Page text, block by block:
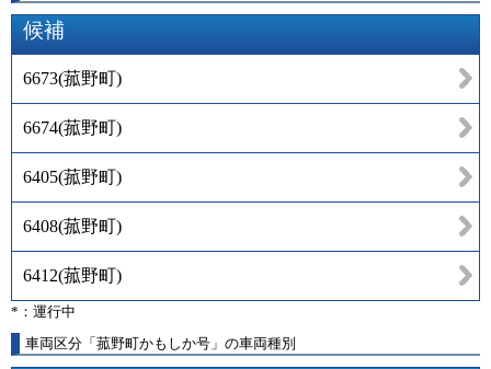
候補
6673(菰野町)
6674(菰野町)
6405(菰野町)
6408(菰野町)
6412(菰野町)
*：運行中
車両区分「菰野町かもしか号」の車両種別